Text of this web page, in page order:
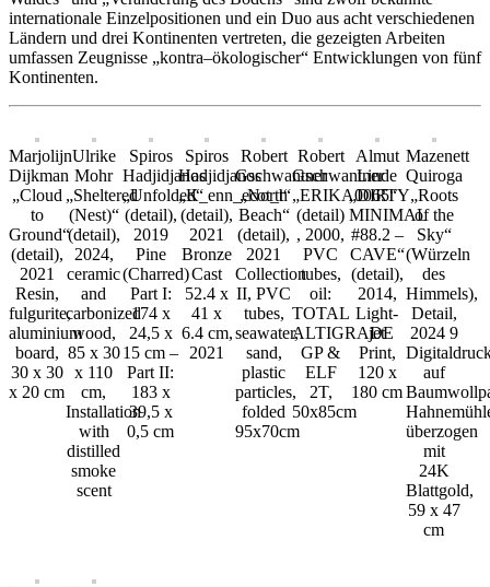
internationale Einzelpositionen und ein Duo aus acht verschiedenen
Ländern und drei Kontinenten vertreten, die gezeigten Arbeiten
umfassen Zeugnisse „kontra–ökologischer“ Entwicklungen von fünf
Kontinenten.
Marjolijn
Dijkman
„Cloud
to
Ground“
(detail),
2021
Resin,
fulgurite,
aluminium
board,
30 x 30
x 20 cm
Ulrike
Mohr
„Sheltered
(Nest)“
(detail),
2024,
ceramic
and
carbonized
wood,
85 x 30
x 110
cm,
Installation
with
distilled
smoke
scent
Spiros
Hadjidjanos
„Unfolded“
(detail),
2019
Pine
(Charred)
Part I:
174 x
24,5 x
15 cm –
Part II:
183 x
39,5 x
0,5 cm
Spiros
Hadjidjanos
„K_enn_ecot_t“
(detail),
2021
Bronze
Cast
52.4 x
41 x
6.4 cm,
2021
Robert
Gschwantner
„North
Beach“
(detail),
2021
Collection
II, PVC
tubes,
seawater,
sand,
plastic
particles,
folded
95x70cm
Robert
Gschwantner
„ERIKA0065“
(detail)
, 2000,
PVC
tubes,
oil:
TOTAL
ALTIGRADE
GP &
ELF
2T,
50x85cm
Almut
Linde
„DIRTY
MINIMAL
#88.2 –
CAVE“
(detail),
2014,
Light-
jet
Print,
120 x
180 cm
Mazenett
Quiroga
„Roots
of the
Sky“
(Würzeln
des
Himmels),
Detail,
2024 9
auf
überzogen
mit
24K
Blattgold,
59 x 47
cm